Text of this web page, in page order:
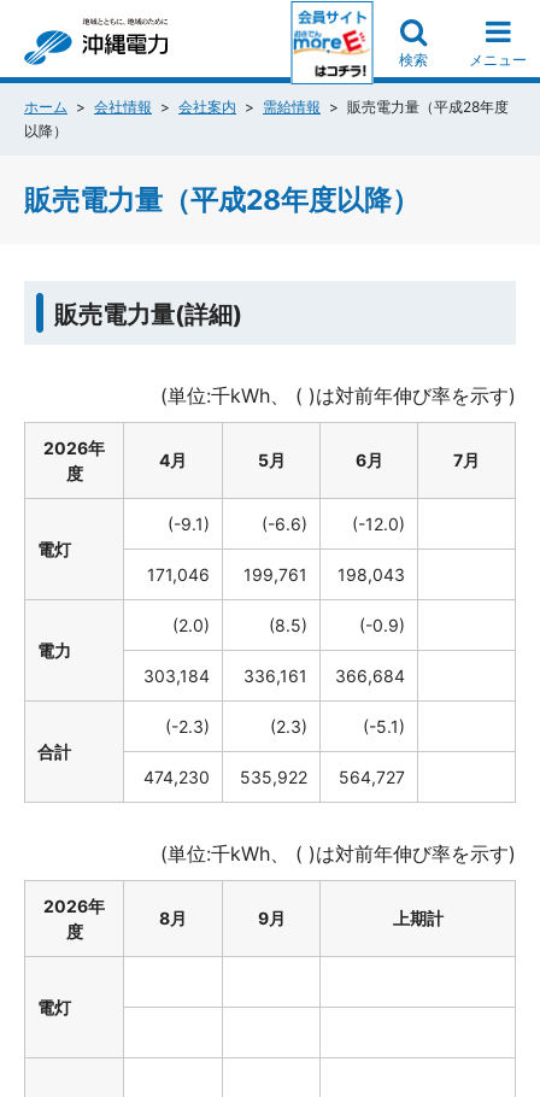
検索 メニュー
ホーム 会社情報 会社案内 需給情報
販売電力量（平成28年度
以降）
販売電力量（平成28年度以降）
販売電力量(詳細)
(単位:千kWh、 ( )は対前年伸び率を示す)
2026年
度
4月 5月 6月 7月
電灯
(-9.1) (-6.6) (-12.0)
171,046 199,761 198,043
電力
(2.0) (8.5) (-0.9)
303,184 336,161 366,684
合計
(-2.3) (2.3) (-5.1)
474,230 535,922 564,727
(単位:千kWh、 ( )は対前年伸び率を示す)
2026年
度
8月 9月 上期計
電灯